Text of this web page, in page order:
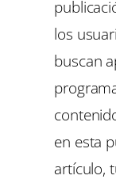
los
buscan
en esta
artículo,